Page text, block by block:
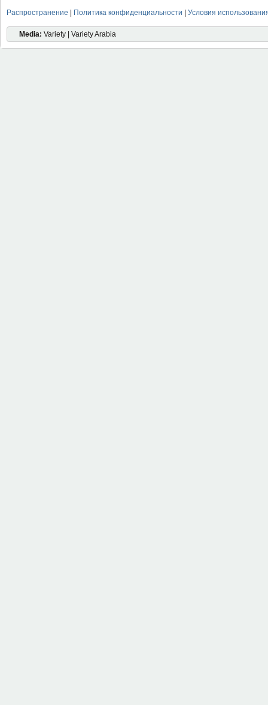
Распространение Политика конфиденциальности Условия
Media: Variety | Variety Arabia